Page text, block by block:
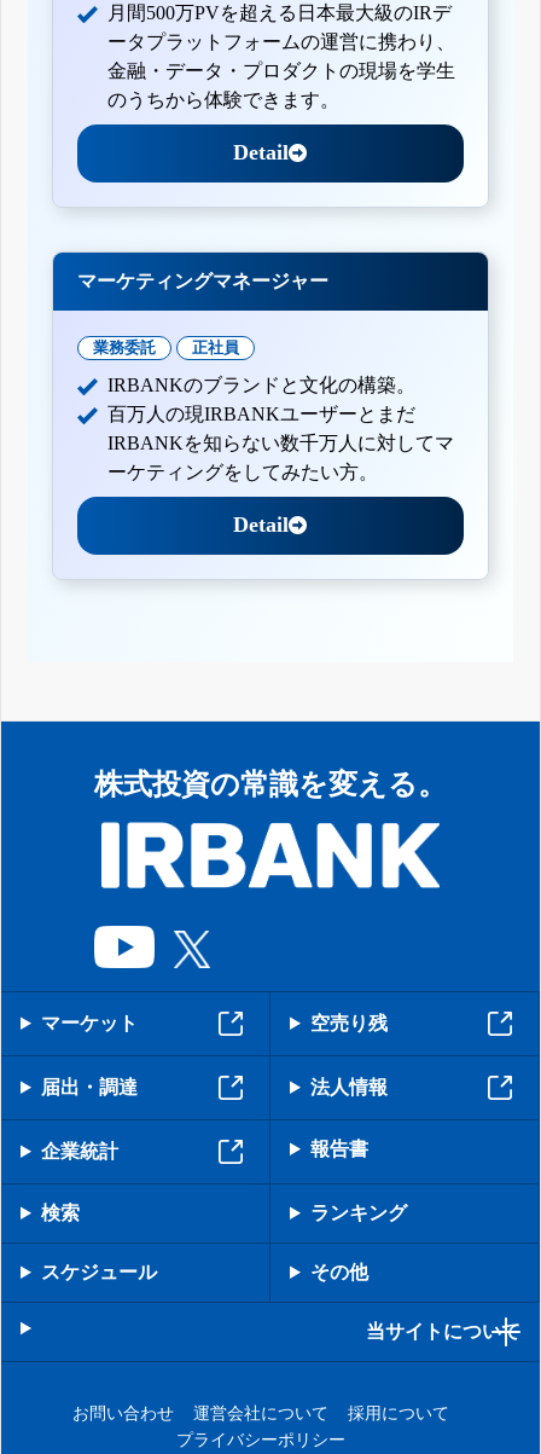
月間500万PVを超える日本最大級のIRデ
ータプラットフォームの運営に携わり、
金融・データ・プロダクトの現場を学生
のうちから体験できます。
Detail
マーケティングマネージャー
業務委託 正社員
IRBANKのブランドと文化の構築。
百万人の現IRBANKユーザーとまだ
IRBANKを知らない数千万人に対してマ
ーケティングをしてみたい方。
Detail
株式投資の常識を変える。
マーケット 空売り残
届出・調達 法人情報
企業統計 報告書
検索 ランキング
スケジュール その他
当サイトについて
お問い合わせ 運営会社について
採用について
プライバシーポリシー